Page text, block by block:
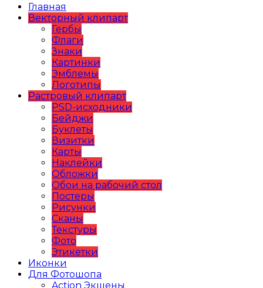
Главная
Векторный клипарт
Гербы
Флаги
Знаки
Картинки
Эмблемы
Логотипы
Растровый клипарт
PSD-исходники
Бейджи
Буклеты
Визитки
Карты
Наклейки
Обложки
Обои на рабочий стол
Постеры
Рисунки
Сканы
Текстуры
Фото
Этикетки
Иконки
Для Фотошопа
Action Экшены